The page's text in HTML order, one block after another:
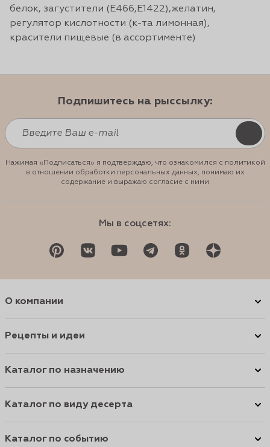
белок, загустители (Е466,Е1422),желатин,
регулятор кислотности (к-та лимонная),
красители пищевые (в ассортименте)
Подпишитесь на рыссылку:
Нажимая «Подписаться» я подтверждаю, что ознакомился с политикой
в отношении обработки персональных данных, понимаю их
содержание и выражаю согласие с ними
Мы в соцсетях:
О компании
Рецепты и идеи
Каталог по назначению
Каталог по виду десерта
Каталог по событию